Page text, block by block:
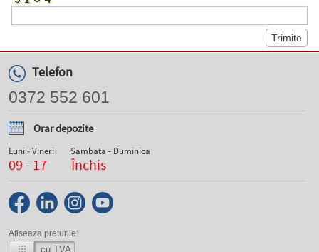
Telefon
0372 552 601
Orar depozite
Luni - Vineri
09 - 17
Sambata - Duminica
Închis
Afiseaza preturile:
cu TVA